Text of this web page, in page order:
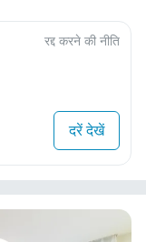
रद्द करने की नीति
दरें देखें